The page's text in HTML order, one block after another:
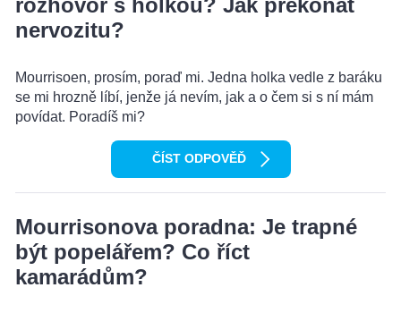
rozhovor s holkou? Jak překonat
nervozitu?
Mourrisoen, prosím, poraď mi. Jedna holka vedle z baráku
se mi hrozně líbí, jenže já nevím, jak a o čem si s ní mám
povídat. Poradíš mi?
ČÍST ODPOVĚĎ
Mourrisonova poradna: Je trapné
být popelářem? Co říct
kamarádům?